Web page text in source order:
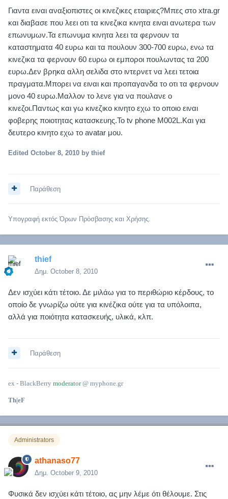
Γιαντα ειναι αναξιοπιστες οι κινεζικες εταιριες?Μπες στο xtra.gr
και διαβασε που λεει οτι τα κινεζικα κινητα ειναι ανωτερα των
επωνυμων.Τα επωνυμα κινητα λεει τα φερνουν τα
καταστηματα 40 ευρω και τα πουλουν 300-700 ευρω, ενω τα
κινεζικα τα φερνουν 60 ευρω οι εμποροι πουλωντας τα 200
ευρω.Δεν βρηκα αλλη σελιδα στο ιντερνετ να λεει τετοια
πραγματα.Μπορει να ειναι και προπαγανδα το οτι τα φερνουν
μονο 40 ευρω.Μαλλον το λενε για να πουλανε ο
κινεζοι.Παντως και γω κινεζικο κινητο εχω το οποιο ειναι
φοβερης ποιοτητας κατασκευης.Το tv phone M002L.Και για
δευτερο κινητο εχω το avatar μου.
Edited October 8, 2010 by thief
Παράθεση
Υπογραφή εκτός Όρων Πρόσβασης και Χρήσης.
thief
Δημ. October 8, 2010
Δεν ισχύει κάτι τέτοιο. Δε μιλάω για το περιθώριο κέρδους, το
οποίο δε γνωρίζω ούτε για κινέζικα ούτε για τα υπόλοιπα,
αλλά για ποιότητα κατασκευής, υλικά, κλπ.
Παράθεση
ex - BlackBerry moderator@ myphone.gr
Th|eF
Administrators
athanaso77
Δημ. October 9, 2010
Φυσικά δεν ισχύει κάτι τέτοιο, ας μην λέμε ότι θέλουμε. Στις